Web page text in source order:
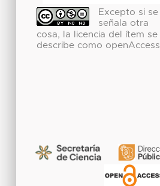
Excepto si se
señala otra
cosa, la licencia del ítem se
describe como openAccess